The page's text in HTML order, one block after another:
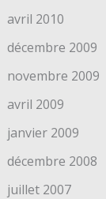
avril 2010
décembre 2009
novembre 2009
avril 2009
janvier 2009
décembre 2008
juillet 2007